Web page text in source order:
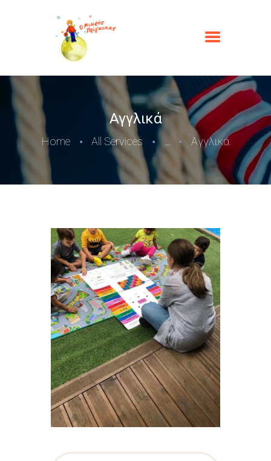
Αγγλικά
Home All Services
Αγγλικά
Ο ΜΙΚΡΌΣ ΠΡΊΓΚΙΠΑΣ
ΕΠΙΚΟΙΝΩΝΊΑ